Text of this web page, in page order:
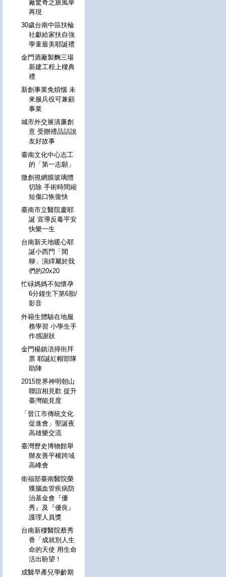
廠驚奇之旅風華
再現
30歲台南中區扶輪
社獻給家扶自強
學童最美耶誕禮
金門酒廠製麴三場
新建工程上樑典
禮
新創事業免煩惱 未
來服兵役可兼顧
事業
城市外交展清廉創
意 受贈禮品話說
友好故事
臺南文化中心志工
的「第一志願」
微創視網膜玻璃體
切除 手術時間縮
短傷口恢復快
臺南市立醫院慶耶
誕 宣導反毒平安
快樂一生
台南新天地暖心耶
誕小西門「閒
聊」演繹屬於我
們的20x20
忙碌媽媽不知懷孕
6分鐘生下第6胎/
影音
外籍生體驗在地服
務學習 小學生手
作感謝狀
金門楊鎮浯掃街拜
票 耶誕紅帽部隊
助陣
2015世界神明朝山
聯誼相見歡 提升
臺灣能見度
「晉江市傳統文化
促進會」聖誕夜
高雄樂交流
臺灣歷史博物館舉
辦友善平權跨域
高峰會
衛福部臺南醫院榮
獲腦血管疾病防
治基金會『優
秀』及『優良』
護理人員獎
台南新樓醫院蔡秀
香「成就別人生
命的天使 用生命
活出盼望！
成醫早產兒學齡期